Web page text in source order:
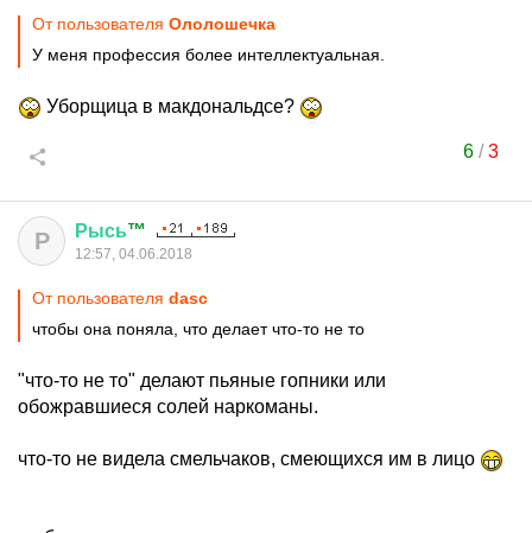
От пользователя Ололошечка
У меня профессия более интеллектуальная.
Уборщица в макдональдсе?
6/3
Р Рысь™
12:57, 04.06.2018
От пользователя dasc
чтобы она поняла, что делает что-то не то
"что-то не то" делают пьяные гопники или
обожравшиеся солей наркоманы.
что-то не видела смельчаков, смеющихся им в лицо